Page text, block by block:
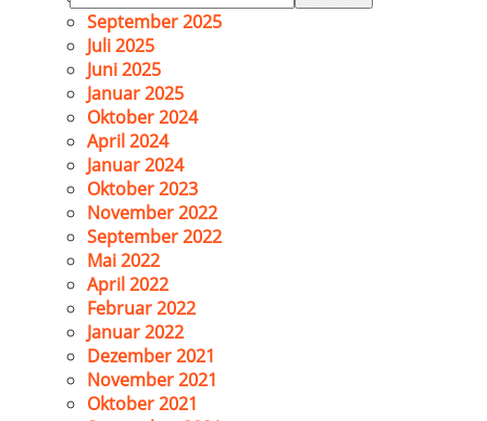
nach:
September 2025
Juli 2025
Juni 2025
Januar 2025
Oktober 2024
April 2024
Januar 2024
Oktober 2023
November 2022
September 2022
Mai 2022
April 2022
Februar 2022
Januar 2022
Dezember 2021
November 2021
Oktober 2021